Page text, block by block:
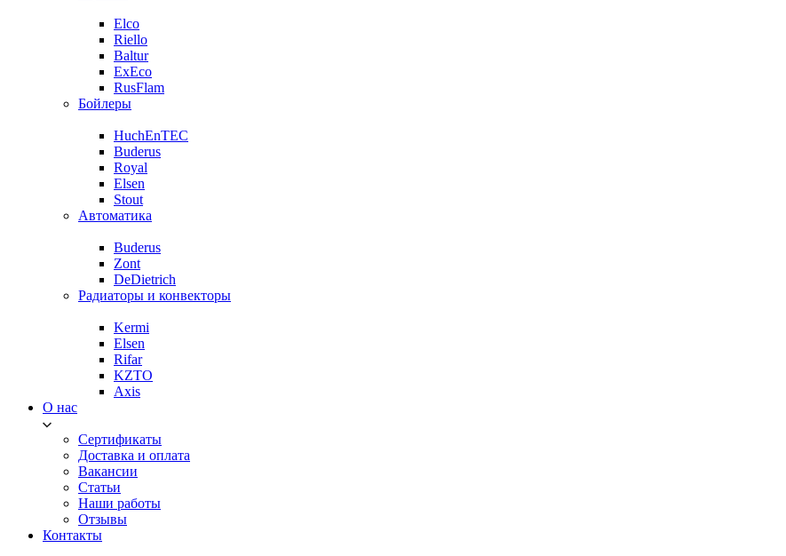
Elco
Riello
Baltur
ExEco
RusFlam
Бойлеры
HuchEnTEC
Buderus
Royal
Elsen
Stout
Автоматика
Buderus
Zont
DeDietrich
Радиаторы и конвекторы
Kermi
Elsen
Rifar
KZTO
Axis
О нас
Сертификаты
Доставка и оплата
Вакансии
Статьи
Наши работы
Отзывы
Контакты